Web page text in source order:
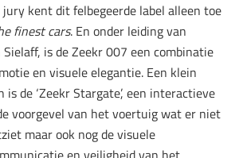
kent dit felbegeerde label alleen toe
finest cars. En onder leiding van
is de Zeekr 007 een combinatie
en visuele elegantie. Een klein
is de ‘Zeekr Stargate’, een interactieve
voorgevel van het voertuig wat er niet
maar ook nog de visuele